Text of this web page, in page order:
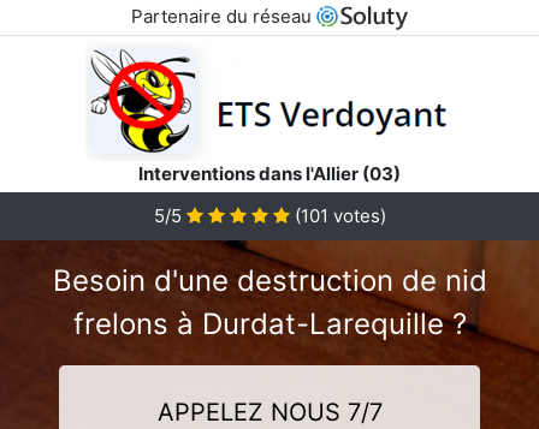
Partenaire du réseau
Interventions dans l'Allier (03)
5/5 (101 votes)
Besoin d'une destruction de nid
frelons à Durdat-Larequille ?
APPELEZ NOUS 7/7